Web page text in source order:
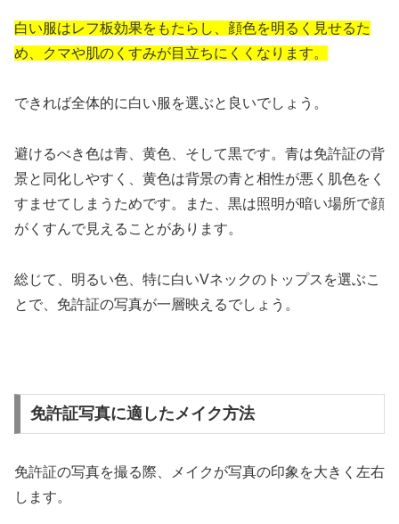
白い服はレフ板効果をもたらし、顔色を明るく見せるた
め、クマや肌のくすみが目立ちにくくなります。
できれば全体的に白い服を選ぶと良いでしょう。
避けるべき色は青、黄色、そして黒です。青は免許証の背
景と同化しやすく、黄色は背景の青と相性が悪く肌色をく
すませてしまうためです。また、黒は照明が暗い場所で顔
がくすんで見えることがあります。
総じて、明るい色、特に白いVネックのトップスを選ぶこ
とで、免許証の写真が一層映えるでしょう。
免許証写真に適したメイク方法
免許証の写真を撮る際、メイクが写真の印象を大きく左右
します。